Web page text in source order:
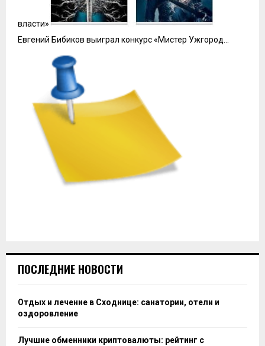
власти»
Евгений Бибиков выиграл конкурс «Мистер Ужгород…
ПОСЛЕДНИЕ НОВОСТИ
Отдых и лечение в Сходнице: санатории, отели и
оздоровление
Лучшие обменники криптовалюты: рейтинг с